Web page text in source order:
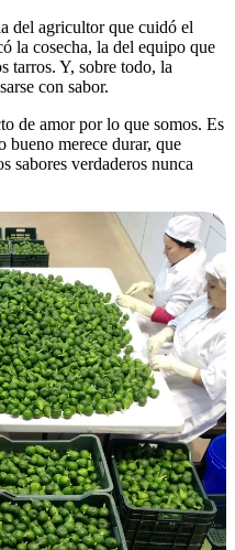
del agricultor que cuidó el
la cosecha, la del equipo que
tarros. Y, sobre todo, la
con sabor.
de amor por lo que somos. Es
bueno merece durar, que
sabores verdaderos nunca